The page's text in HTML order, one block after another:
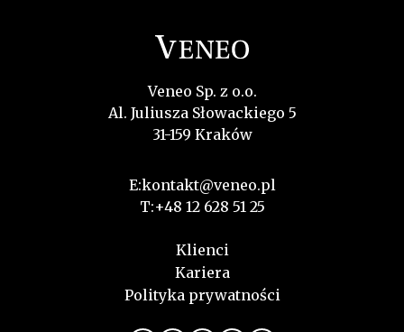
Veneo Sp. z o.o.
Al. Juliusza Słowackiego 5
31-159 Kraków
E:kontakt@veneo.pl
T:+48 12 628 51 25
Klienci
Kariera
Polityka prywatności